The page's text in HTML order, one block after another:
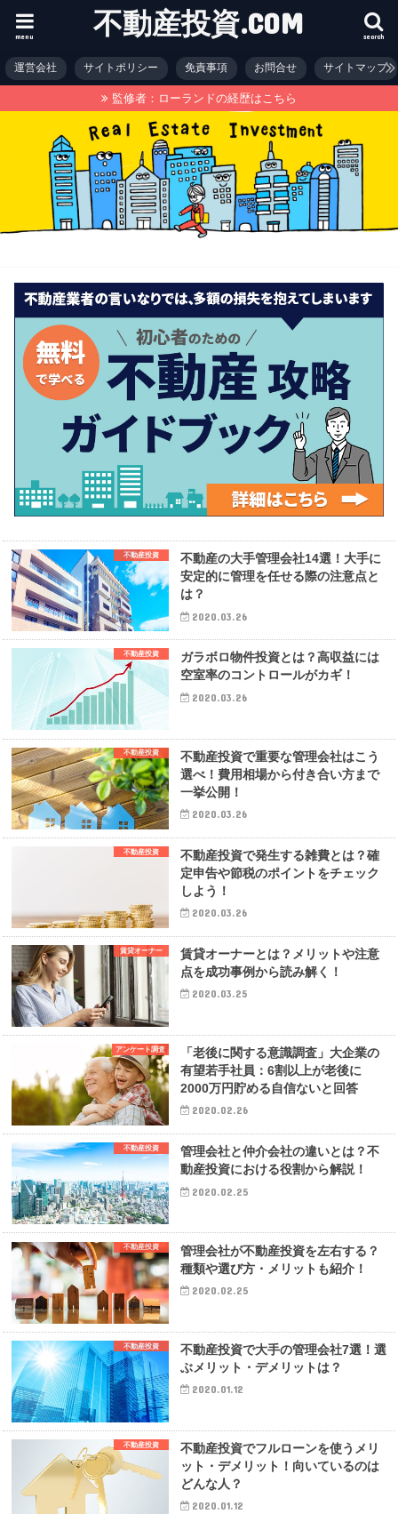
不動産投資.COM search
menu
運営会社 サイトポリシー 免責事項 お問合せ サイトマップ
監修者：ローランドの経歴はこちら
不動産投資
不動産の大手管理会社14選！大手に
安定的に管理を任せる際の注意点と
は？
2020.03.26
不動産投資
ガラボロ物件投資とは？高収益には
空室率のコントロールがカギ！
2020.03.26
不動産投資
不動産投資で重要な管理会社はこう
選べ！費用相場から付き合い方まで
一挙公開！
2020.03.26
不動産投資
不動産投資で発生する雑費とは？確
定申告や節税のポイントをチェック
しよう！
2020.03.26
賃貸オーナー
賃貸オーナーとは？メリットや注意
点を成功事例から読み解く！
2020.03.25
アンケート調査
「老後に関する意識調査」大企業の
有望若手社員：6割以上が老後に
2000万円貯める自信ないと回答
2020.02.26
不動産投資
管理会社と仲介会社の違いとは？不
動産投資における役割から解説！
2020.02.25
不動産投資
管理会社が不動産投資を左右する？
種類や選び方・メリットも紹介！
2020.02.25
不動産投資
不動産投資で大手の管理会社7選！選
ぶメリット・デメリットは？
2020.01.12
不動産投資
不動産投資でフルローンを使うメリ
ット・デメリット！向いているのは
どんな人？
2020.01.12